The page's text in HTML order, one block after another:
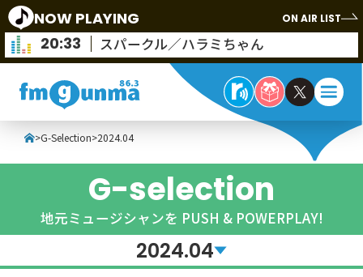
NOW PLAYING ON AIR LIST
20:33 スパークル／ハラミちゃん
>G-Selection>2024.04
G-selection
地元ミュージシャンを PUSH & POWERPLAY!
2024.04